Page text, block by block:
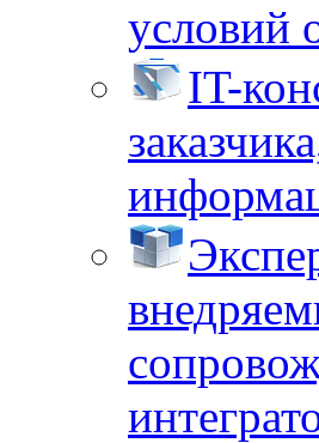
условий
IT-